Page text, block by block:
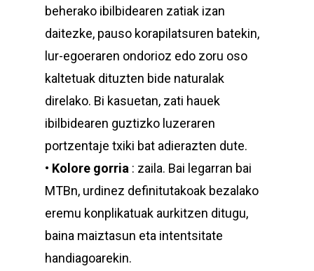
beherako ibilbidearen zatiak izan
daitezke, pauso korapilatsuren batekin,
lur-egoeraren ondorioz edo zoru oso
kaltetuak dituzten bide naturalak
direlako. Bi kasuetan, zati hauek
ibilbidearen guztizko luzeraren
portzentaje txiki bat adierazten dute.
• Kolore gorria : zaila. Bai legarran bai
MTBn, urdinez definitutakoak bezalako
eremu konplikatuak aurkitzen ditugu,
baina maiztasun eta intentsitate
handiagoarekin.